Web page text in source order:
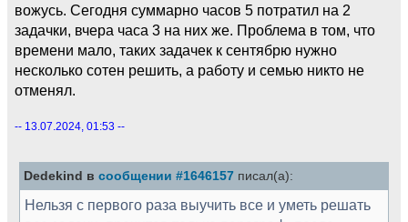
вожусь. Сегодня суммарно часов 5 потратил на 2
задачки, вчера часа 3 на них же. Проблема в том, что
времени мало, таких задачек к сентябрю нужно
несколько сотен решить, а работу и семью никто не
отменял.
-- 13.07.2024, 01:53 --
Dedekind в сообщении #1646157 писал(а):
Нельзя с первого раза выучить все и уметь решать